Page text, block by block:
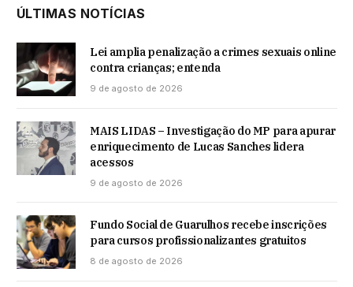
ÚLTIMAS NOTÍCIAS
Lei amplia penalização a crimes sexuais online
contra crianças; entenda
9 de agosto de 2026
MAIS LIDAS – Investigação do MP para apurar
enriquecimento de Lucas Sanches lidera
acessos
9 de agosto de 2026
Fundo Social de Guarulhos recebe inscrições
para cursos profissionalizantes gratuitos
8 de agosto de 2026